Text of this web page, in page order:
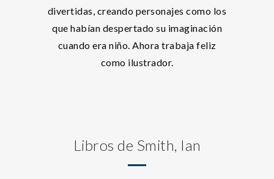
divertidas, creando personajes como los
que habían despertado su imaginación
cuando era niño. Ahora trabaja feliz
como ilustrador.
Libros de Smith, Ian